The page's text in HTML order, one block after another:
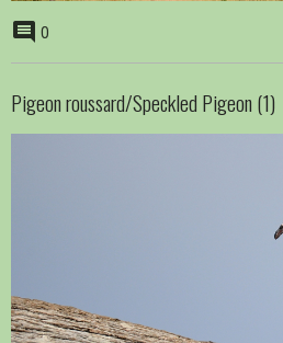
0
Pigeon roussard/Speckled Pigeon (1)